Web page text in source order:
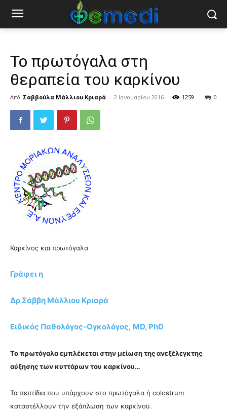
Το πρωτόγαλα στη
θεραπεία του καρκίνου
Από Σαββούλα Μάλλιου Κριαρά - 2 Ιανουαρίου 2016 0
1259
Καρκίνος και πρωτόγαλα
Γράφει η
Δρ Σάββη Μάλλιου Κριαρά
Ειδικός Παθολόγος-Ογκολόγος, MD, PhD
Το πρωτόγαλα εμπλέκεται στην μείωση της ανεξέλεγκτης
αύξησης των κυττάρων του καρκίνου…
Τα πεπτίδια που υπάρχουν στο πρωτόγαλα ή colostrum
καταστέλλουν την εξάπλωση των καρκίνου.